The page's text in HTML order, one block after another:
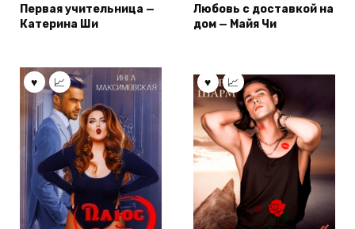
Первая учительница —
Катерина Ши
Любовь с доставкой на
дом — Майя Чи